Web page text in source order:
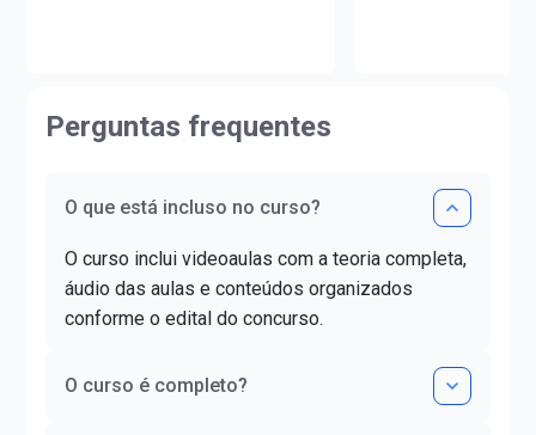
Superior pela FAG e mestra em
Letras pela UNIOESTE. Obteve
nível C1.
Perguntas frequentes
O que está incluso no curso?
O curso inclui videoaulas com a teoria completa,
áudio das aulas e conteúdos organizados
conforme o edital do concurso.
O curso é completo?